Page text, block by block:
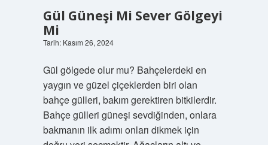
Gül Güneşi Mi Sever Gölgeyi
Mi
Tarih: Kasım 26, 2024
Gül gölgede olur mu? Bahçelerdeki en
yaygın ve güzel çiçeklerden biri olan
bahçe gülleri, bakım gerektiren bitkilerdir.
Bahçe gülleri güneşi sevdiğinden, onlara
bakmanın ilk adımı onları dikmek için